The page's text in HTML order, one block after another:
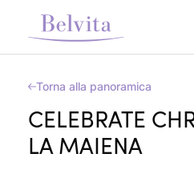
Torna alla panoramica
CELEBRATE
LA MAIENA